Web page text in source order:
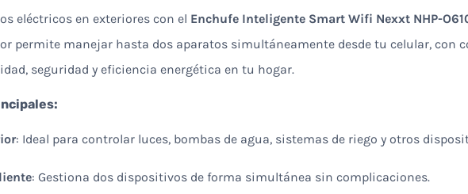
eléctricos en exteriores con el Enchufe Inteligente Smart Wifi Nexxt NHP-
permite manejar hasta dos aparatos simultáneamente desde tu celular, con
seguridad y eficiencia energética en tu hogar.
: Ideal para controlar luces, bombas de agua, sistemas de riego y otros
: Gestiona dos dispositivos de forma simultánea sin complicaciones.